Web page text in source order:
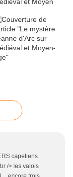
capetiens
/> les valois